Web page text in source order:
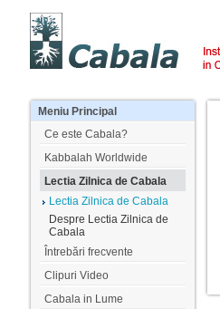
MeniuPrincipal
Ce este Cabala?
Kabbalah Worldwide
Lectia Zilnica de Cabala
Lectia Zilnica de Cabala
Despre Lectia Zilnica de
Cabala
Întrebări frecvente
Clipuri Video
Cabala in Lume